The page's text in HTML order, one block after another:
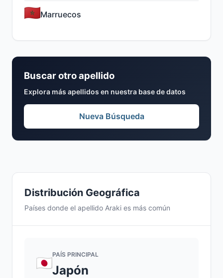
Distribución Geográfica
Países donde el apellido Araki es más común
PAÍS PRINCIPAL
Japón
Marruecos
Buscar otro apellido
Explora más apellidos en nuestra base de datos
Nueva Búsqueda